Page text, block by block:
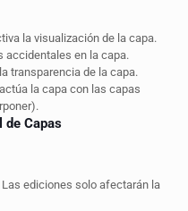
la visualización de la capa.
accidentales en la capa.
transparencia de la capa.
la capa con las capas
de Capas
ediciones solo afectarán la